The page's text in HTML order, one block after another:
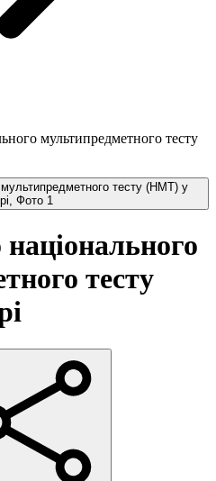
мультипредметного тесту
мультипредметного тесту (НМТ) у
Фото 1
тесту